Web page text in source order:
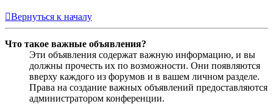
Вернуться к началу
Что такое важные объявления?
Эти объявления содержат важную информацию, и вы
должны прочесть их по возможности. Они появляются
вверху каждого из форумов и в вашем личном разделе.
Права на создание важных объявлений предоставляются
администратором конференции.